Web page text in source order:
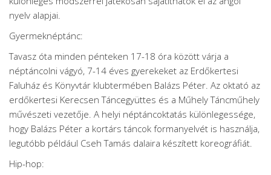
nyelv alapjai.
Gyermeknéptánc:
Tavasz óta minden pénteken 17-18 óra között várja a
néptáncolni vágyó, 7-14 éves gyerekeket az Erdőkertesi
Faluház és Könyvtár klubtermében Balázs Péter. Az oktató az
erdőkertesi Kerecsen Táncegyüttes és a Műhely Táncműhely
művészeti vezetője. A helyi néptáncoktatás különlegessége,
hogy Balázs Péter a kortárs táncok formanyelvét is használja,
legutóbb például Cseh Tamás dalaira készített koreográfiát.
Hip-hop: